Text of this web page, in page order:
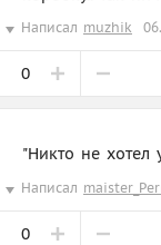
Написал muzhik
0
"Никто не хотел
Написал
0